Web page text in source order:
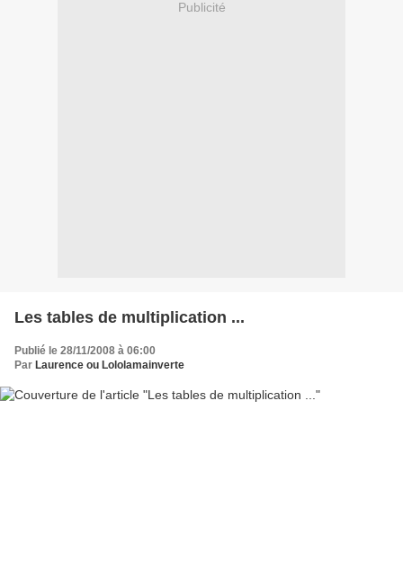
Publicité
Les tables de multiplication ...
Publié le 28/11/2008 à 06:00
Par Laurence ou Lololamainverte